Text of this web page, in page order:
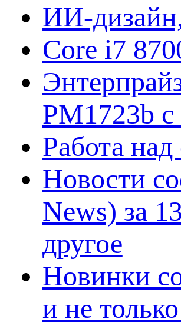
ИИ-
Core i7
PM1723b
Работа
Новости
News) за
другое
Новинки
и не